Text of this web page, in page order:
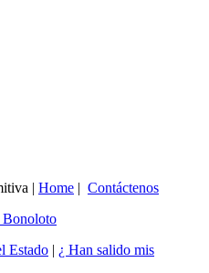
| Home | Contáctenos
Bonoloto
Estado | ¿ Han salido mis